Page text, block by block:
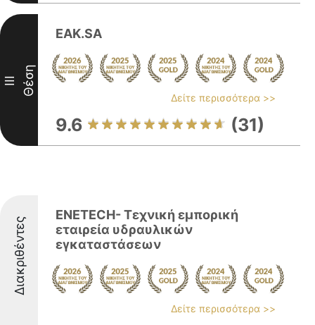
III Θέση
EAK.SA
Δείτε περισσότερα >>
9.6 (31)
Διακριθέντες
ENETECH- Τεχνική εμπορική
εταιρεία υδραυλικών
εγκαταστάσεων
Δείτε περισσότερα >>